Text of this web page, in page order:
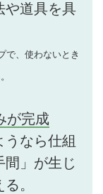
や道具を具
で、使わないとき
が完成
なら仕組
」が生じ
。